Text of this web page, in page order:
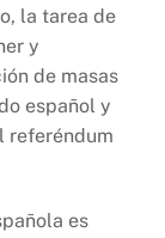
la tarea de
y
de masas
español y
referéndum
es